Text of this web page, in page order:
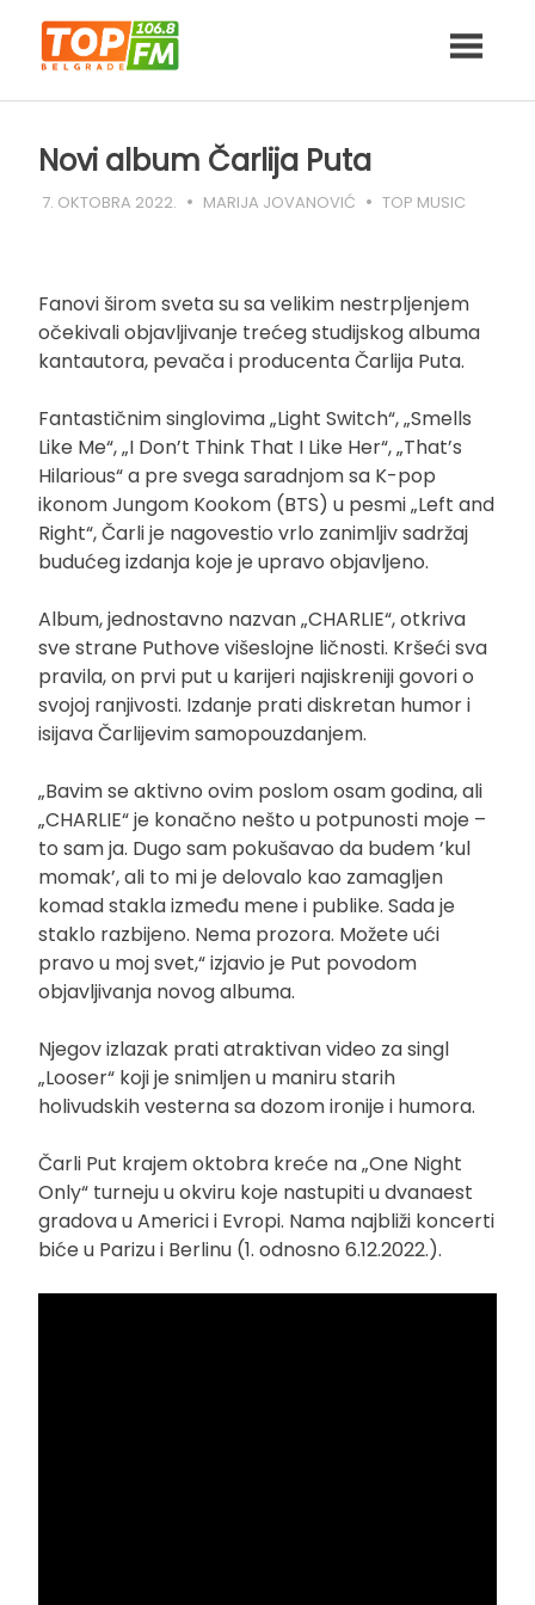
content
Novi album Čarlija Puta
7. OKTOBRA 2022. MARIJA JOVANOVIĆ TOP MUSIC
Fanovi širom sveta su sa velikim nestrpljenjem
očekivali objavljivanje trećeg studijskog albuma
kantautora, pevača i producenta Čarlija Puta.
Fantastičnim singlovima „Light Switch“, „Smells
Like Me“, „I Don’t Think That I Like Her“, „That’s
Hilarious“ a pre svega saradnjom sa K-pop
ikonom Jungom Kookom (BTS) u pesmi „Left and
Right“, Čarli je nagovestio vrlo zanimljiv sadržaj
budućeg izdanja koje je upravo objavljeno.
Album, jednostavno nazvan „CHARLIE“, otkriva
sve strane Puthove višeslojne ličnosti. Kršeći sva
pravila, on prvi put u karijeri najiskreniji govori o
svojoj ranjivosti. Izdanje prati diskretan humor i
isijava Čarlijevim samopouzdanjem.
„Bavim se aktivno ovim poslom osam godina, ali
„CHARLIE“ je konačno nešto u potpunosti moje –
to sam ja. Dugo sam pokušavao da budem ’kul
momak’, ali to mi je delovalo kao zamagljen
komad stakla između mene i publike. Sada je
staklo razbijeno. Nema prozora. Možete ući
pravo u moj svet,“ izjavio je Put povodom
objavljivanja novog albuma.
Njegov izlazak prati atraktivan video za singl
„Looser“ koji je snimljen u maniru starih
holivudskih vesterna sa dozom ironije i humora.
Čarli Put krajem oktobra kreće na „One Night
Only“ turneju u okviru koje nastupiti u dvanaest
gradova u Americi i Evropi. Nama najbliži koncerti
biće u Parizu i Berlinu (1. odnosno 6.12.2022.).